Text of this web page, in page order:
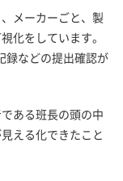
メーカーごと、製
化をしています。
録などの提出確認が
ある班長の頭の中
える化できたこと